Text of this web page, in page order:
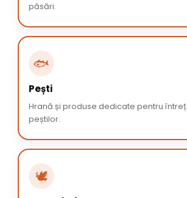
păsări.
🐟
Pești
Hrană și produse dedicate pentru
peștilor.
🕊️